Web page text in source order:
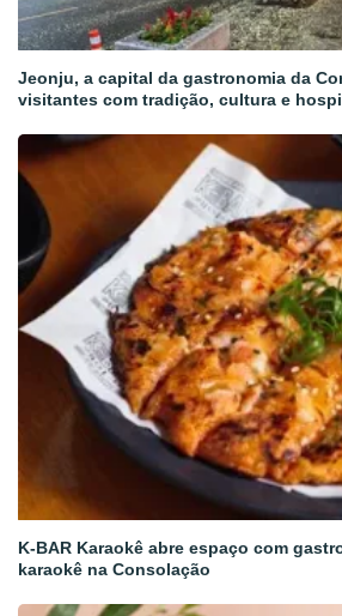
Jeonju, a capital da gastronomia da
visitantes com tradição, cultura e
K-BAR Karaokê abre espaço com
karaokê na Consolação